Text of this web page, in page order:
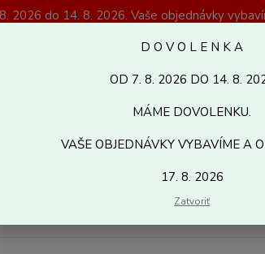
2026 do 14. 8. 2026. Vaše objednávky
00106
D O V O L E N K A
OD 7. 8. 2026 DO 14. 8.
MÁME DOVOLENKU.
VAŠE OBJEDNÁVKY VYBAVÍME A
17. 8. 2026
Zatvoriť